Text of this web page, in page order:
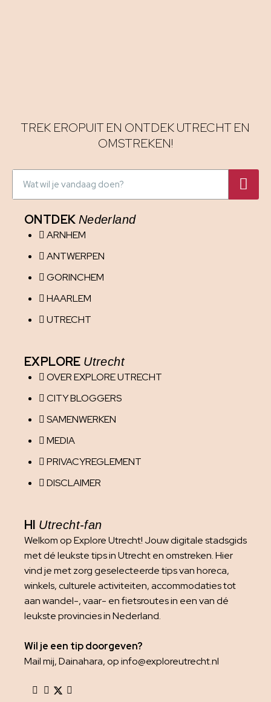
TREK EROPUIT EN ONTDEK UTRECHT EN
OMSTREKEN!
ONTDEK Nederland
ARNHEM
ANTWERPEN
GORINCHEM
HAARLEM
UTRECHT
EXPLORE Utrecht
OVER EXPLORE UTRECHT
CITY BLOGGERS
SAMENWERKEN
MEDIA
PRIVACYREGLEMENT
DISCLAIMER
HI Utrecht-fan
Welkom op Explore Utrecht! Jouw digitale stadsgids
met dé leukste tips in Utrecht en omstreken. Hier
vind je met zorg geselecteerde tips van horeca,
winkels, culturele activiteiten, accommodaties tot
aan wandel-, vaar- en fietsroutes in een van dé
leukste provincies in Nederland.
Wil je een tip doorgeven?
Mail mij, Dainahara, op info@exploreutrecht.nl